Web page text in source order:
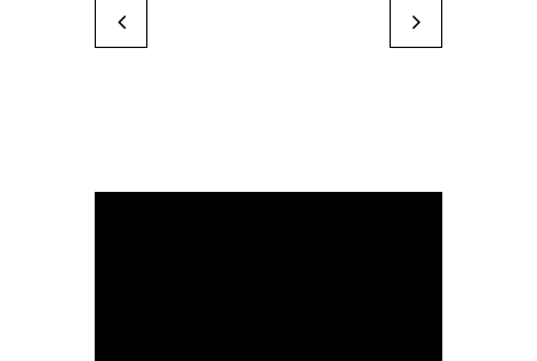
Centre de la Tour
Studio Dominique Azambre